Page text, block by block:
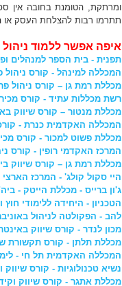
ומרתקת, הטומנת בחובה אין
תתרמו רבות להצלחת העסק או
איפה אפשר ללמוד ניהול
תפנית - בית הספר למנהלים
המכללה למינהל - קורס ניהול
מכללת רמת גן – קורס ניהול
רשת מכללות עתיד - קורס
מכללת מנטור – קורס שיווק
המכללה האקדמית כנרת - קורס
מכללת פשוט למכור - קורס
המרכז האקדמי רופין - קורס
מכללת רמת גן – קורס שיווק
היי סקול קולג' - המרכז הארצי
ג'ון ברייס - מכללת הייטק -
הטכניון - היחידה ללימודי
להב - הפקולטה לניהול
מכון לנדר - קורס שיווק
מכללת תלתן - קורס תקשורת
המכללה האקדמית תל חי -
נשיא טכנולוגיות - קורס שיווק
מכללת אתגר - קורס שיווק